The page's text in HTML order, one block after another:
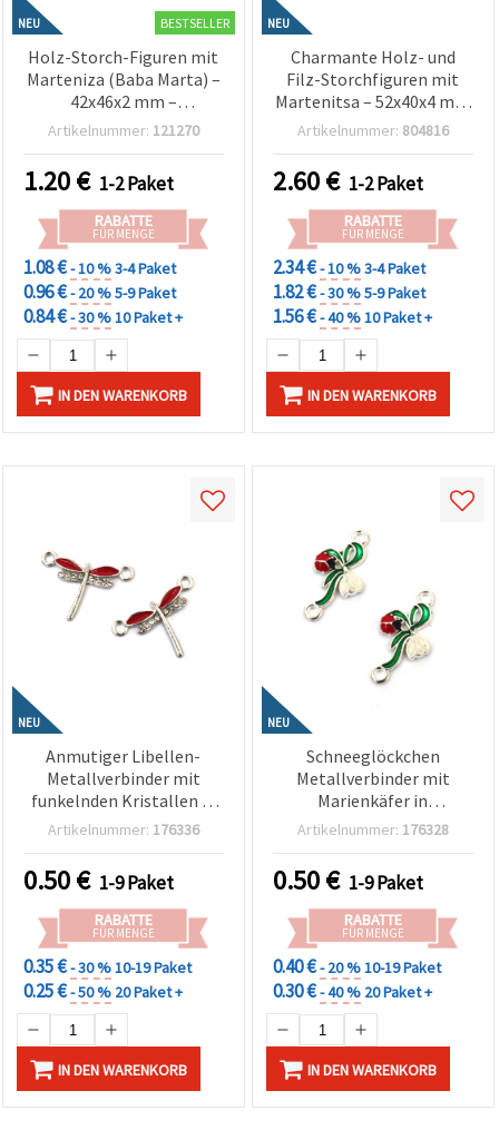
NEU BESTSELLER
Holz-Storch-Figuren mit
Marteniza (Baba Marta) –
42x46x2 mm –
Bastelzubehör – Packung
Artikelnummer: 121270
1.20€ 1-2 Paket
RABATTE
FÜR MENGE
1.08 €- 10 %3-4 Paket
0.96 €- 20 %5-9 Paket
0.84 €- 30 %10 Paket +
IN DEN WARENKORB
NEU
Charmante Holz- und
Filz-Storchfiguren mit
Martenitsa – 52x40x4 mm
– Bastelzubehör,
Artikelnummer: 804816
2.60€ 1-2 Paket
RABATTE
FÜR MENGE
2.34 €- 10 %3-4 Paket
1.82 €- 30 %5-9 Paket
1.56 €- 40 %10 Paket +
IN DEN WARENKORB
NEU
Anmutiger Libellen-
Metallverbinder mit
funkelnden Kristallen in
Silberfarbe, 24x16x2 mm,
Artikelnummer: 176336
0.50€ 1-9 Paket
RABATTE
FÜR MENGE
0.35 €- 30 %10-19 Paket
0.25 €- 50 % 20 Paket +
IN DEN WARENKORB
NEU
Schneeglöckchen
Metallverbinder mit
Marienkäfer in
Silberfarbe, 23x12x2 mm,
Artikelnummer: 176328
0.50€ 1-9 Paket
RABATTE
FÜR MENGE
0.40 €- 20 %10-19 Paket
0.30 €- 40 % 20 Paket +
IN DEN WARENKORB